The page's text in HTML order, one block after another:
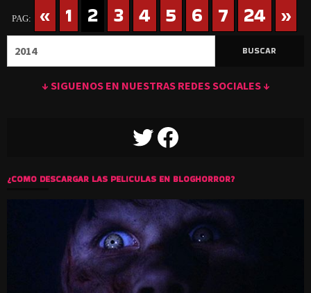
PAG: « 1 2 3 4 5 6 7 24 »
↓ SIGUENOS EN NUESTRAS REDES SOCIALES ↓
TWITTERFACEBOOK
¿COMO DESCARGAR LAS PELICULAS EN BLOGHORROR?